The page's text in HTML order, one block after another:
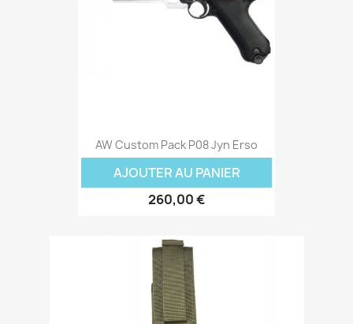
AW Custom Pack P08 Jyn Erso
AJOUTER AU PANIER
260,00 €